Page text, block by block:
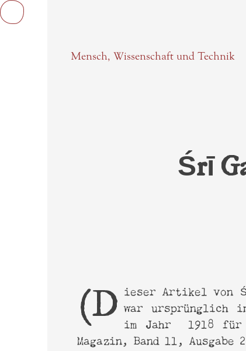
Mensch, Wissenschaft und Technik
Śrī
(Dieser Artikel von Śrīla Sarasvatī Ṭhākura war ursprünglich
im Jahr 1918 für
Magazin, Band 11, Ausgabe